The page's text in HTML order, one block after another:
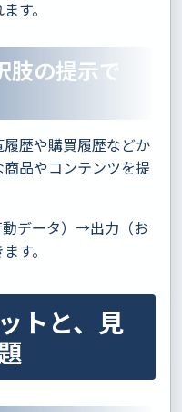
す。
の提示で
歴や購買履歴などか
品やコンテンツを提
動データ）→出力（お
す。
トと、見